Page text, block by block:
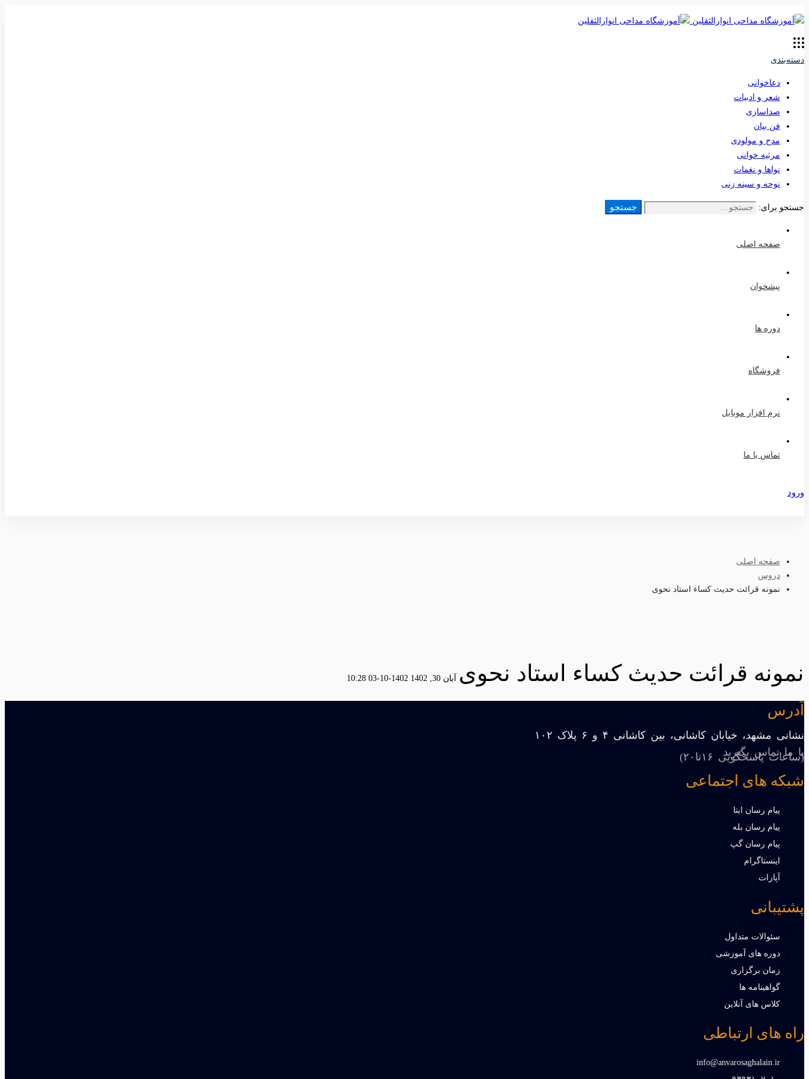
دسته‌بندی
دعاخوانی
شعر و ادبیات
صداسازی
فن بیان
مدح و مولودی
مرثیه خوانی
نواها و نغمات
نوحه و سینه زنی
جستجو برای: جستجو
صفحه اصلی
پیشخوان
دوره ها
فروشگاه
نرم افزار موبایل
تماس با ما
ورود
صفحه اصلی
دروس
نمونه قرائت حدیث کساء استاد نحوی
نمونه قرائت حدیث کساء استاد نحوی آبان 30, 1402 1402-10-03 10:28
آدرس
نشانی مشهد، خیابان کاشانی، بین کاشانی ۴ و ۶ پلاک ۱۰۲
با ما تماس بگیرید
(ساعات پاسخگویی ۱۶تا۲۰)
شبکه های اجتماعی
پیام رسان ایتا
پیام رسان بله
پیام رسان گپ
اینستاگرام
آپارات
پشتیبانی
سئوالات متداول
دوره های آموزشی
زمان برگزاری
گواهینامه ها
کلاس های آنلاین
راه های ارتباطی
info@anvarosaghalain.ir​